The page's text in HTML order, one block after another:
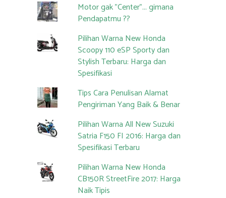
Motor gak "Center"... gimana
Pendapatmu ??
Pilihan Warna New Honda
Scoopy 110 eSP Sporty dan
Stylish Terbaru: Harga dan
Spesifikasi
Tips Cara Penulisan Alamat
Pengiriman Yang Baik & Benar
Pilihan Warna All New Suzuki
Satria F150 FI 2016: Harga dan
Spesifikasi Terbaru
Pilihan Warna New Honda
CB150R StreetFire 2017: Harga
Naik Tipis